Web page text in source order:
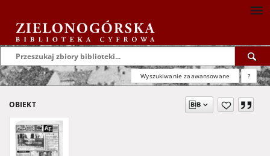
Wyszukiwanie zaawansowane ?
OBIEKT